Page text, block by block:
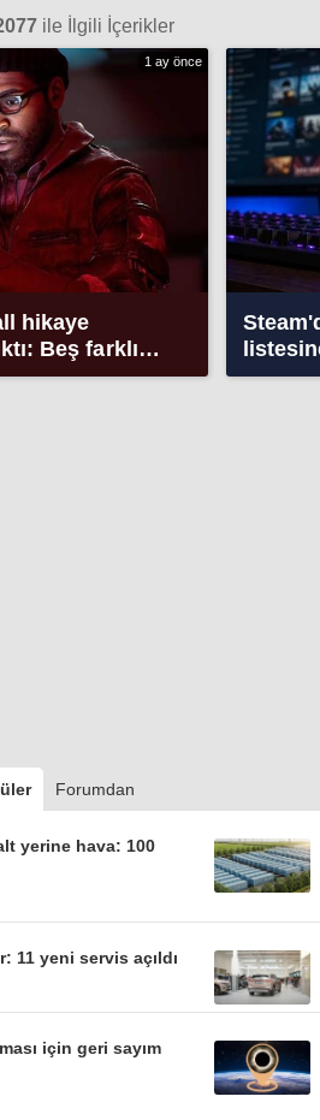
ile İlgili İçerikler
1 ay önce
hikaye
Beş farklı
Forumdan
yerine hava: 100
11 yeni servis açıldı
için geri sayım